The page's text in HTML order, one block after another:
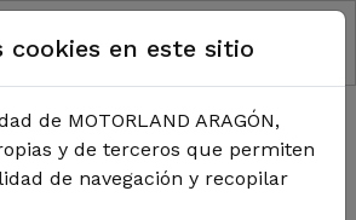
DE
cookies en este sitio
de MOTORLAND ARAGÓN,
y de terceros que permiten
de navegación y recopilar